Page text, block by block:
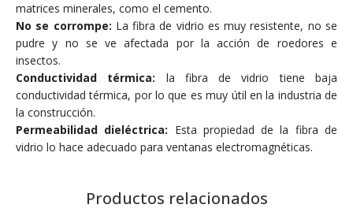
matrices minerales, como el cemento.
No se corrompe: La fibra de vidrio es muy resistente, no se
pudre y no se ve afectada por la acción de roedores e
insectos.
Conductividad térmica: la fibra de vidrio tiene baja
conductividad térmica, por lo que es muy útil en la industria de
la construcción.
Permeabilidad dieléctrica: Esta propiedad de la fibra de
vidrio lo hace adecuado para ventanas electromagnéticas.
Productos relacionados